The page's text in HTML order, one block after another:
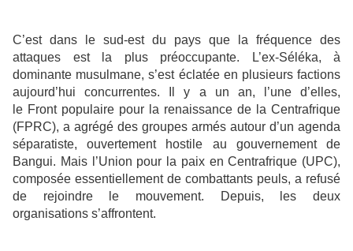
C’est dans le sud-est du pays que la fréquence des
attaques est la plus préoccupante. L’ex-Séléka, à
dominante musulmane, s’est éclatée en plusieurs factions
aujourd’hui concurrentes. Il y a un an, l’une d’elles,
le Front populaire pour la renaissance de la Centrafrique
(FPRC), a agrégé des groupes armés autour d’un agenda
séparatiste, ouvertement hostile au gouvernement de
Bangui. Mais l’Union pour la paix en Centrafrique (UPC),
composée essentiellement de combattants peuls, a refusé
de rejoindre le mouvement. Depuis, les deux
organisations s’affrontent.